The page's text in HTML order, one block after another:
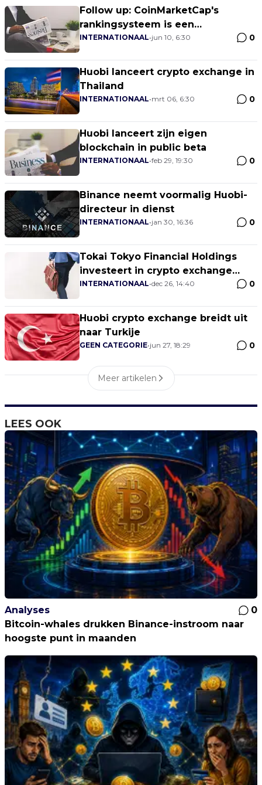
Follow up: CoinMarketCap's
rankingsysteem is een
vooruitgang, aldus Blockfyre
INTERNATIONAAL•jun 10, 6:30 0
Huobi lanceert crypto exchange in
Thailand
INTERNATIONAAL•mrt 06, 6:30 0
Huobi lanceert zijn eigen
blockchain in public beta
INTERNATIONAAL•feb 29, 19:30 0
Binance neemt voormalig Huobi-
directeur in dienst
INTERNATIONAAL•jan 30, 16:36 0
Tokai Tokyo Financial Holdings
investeert in crypto exchange
Huobi Japan
INTERNATIONAAL•dec 26, 14:40 0
Huobi crypto exchange breidt uit
naar Turkije
GEEN CATEGORIE•jun 27, 18:29 0
Meer artikelen
LEES OOK
Analyses
0
Bitcoin-whales drukken Binance-instroom naar
hoogste punt in maanden